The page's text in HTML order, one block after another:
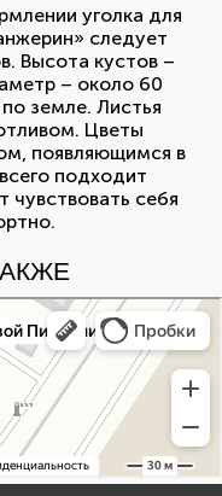
уголка для
следует
Высота кустов –
– около 60
земле. Листья
Цветы
появляющимся в
подходит
чувствовать себя